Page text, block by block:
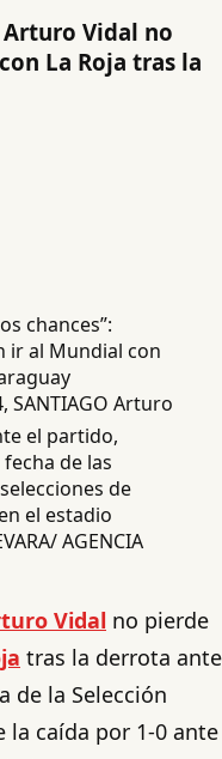
Arturo Vidal no
La Roja tras la
SANTIAGO Arturo
el partido,
de las
de
el estadio
AGENCIA
Vidal no pierde
tras la derrota ante
de la Selección
la caída por 1-0 ante